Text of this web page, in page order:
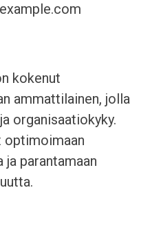
kokenut
ammattilainen, jolla
organisaatiokyky.
optimoimaan
parantamaan